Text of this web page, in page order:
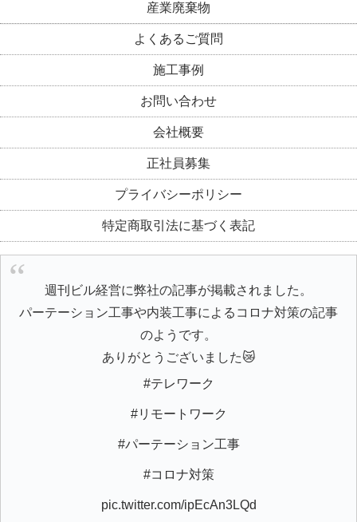
産業廃棄物
よくあるご質問
施工事例
お問い合わせ
会社概要
正社員募集
プライバシーポリシー
特定商取引法に基づく表記
週刊ビル経営に弊社の記事が掲載されました。
パーテーション工事や内装工事によるコロナ対策の記事
のようです。
ありがとうございました😿
#テレワーク
#リモートワーク
#パーテーション工事
#コロナ対策
pic.twitter.com/ipEcAn3LQd